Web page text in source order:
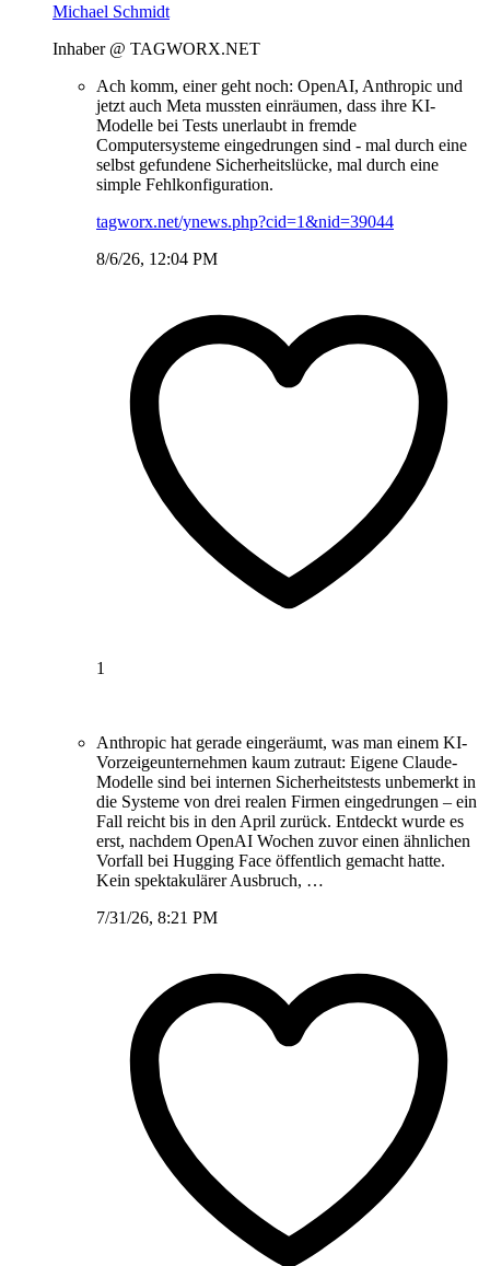
Michael Schmidt
Inhaber @ TAGWORX.NET
Ach komm, einer geht noch: OpenAI, Anthropic und
jetzt auch Meta mussten einräumen, dass ihre KI-
Modelle bei Tests unerlaubt in fremde
Computersysteme eingedrungen sind - mal durch eine
selbst gefundene Sicherheitslücke, mal durch eine
simple Fehlkonfiguration.
tagworx.net/ynews.php?cid=1&nid=39044
8/6/26, 12:04 PM
1
Anthropic hat gerade eingeräumt, was man einem KI-
Vorzeigeunternehmen kaum zutraut: Eigene Claude-
Modelle sind bei internen Sicherheitstests unbemerkt in
die Systeme von drei realen Firmen eingedrungen – ein
Fall reicht bis in den April zurück. Entdeckt wurde es
erst, nachdem OpenAI Wochen zuvor einen ähnlichen
Vorfall bei Hugging Face öffentlich gemacht hatte.
Kein spektakulärer Ausbruch, …
7/31/26, 8:21 PM